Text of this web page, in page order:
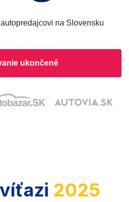
na Slovensku
ukončené
2025